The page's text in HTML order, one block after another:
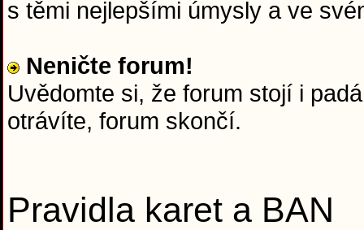
s těmi nejlepšími úmysly a ve
Neničte forum!
Uvědomte si, že forum stojí i
otrávíte, forum skončí.
Pravidla karet a BAN